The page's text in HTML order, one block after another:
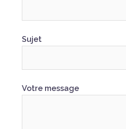
Sujet
Votre message